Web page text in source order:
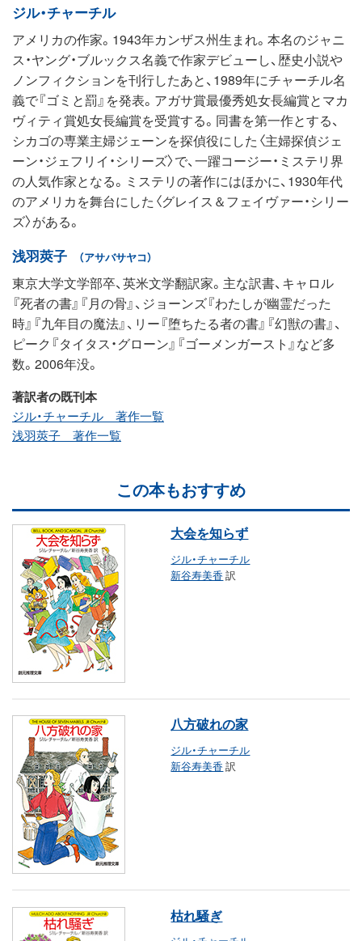
ジル・チャーチル
アメリカの作家。1943年カンザス州生まれ。本名のジャニ
ス・ヤング・ブルックス名義で作家デビューし、歴史小説や
ノンフィクションを刊行したあと、1989年にチャーチル名
義で『ゴミと罰』を発表。アガサ賞最優秀処女長編賞とマカ
ヴィティ賞処女長編賞を受賞する。同書を第一作とする、
シカゴの専業主婦ジェーンを探偵役にした〈主婦探偵ジェ
ーン・ジェフリイ・シリーズ〉で、一躍コージー・ミステリ界
の人気作家となる。ミステリの著作にはほかに、1930年代
のアメリカを舞台にした〈グレイス＆フェイヴァー・シリー
ズ〉がある。
浅羽莢子 （アサバサヤコ）
東京大学文学部卒、英米文学翻訳家。主な訳書、キャロル
『死者の書』『月の骨』、ジョーンズ『わたしが幽霊だった
時』『九年目の魔法』、リー『堕ちたる者の書』『幻獣の書』、
ピーク『タイタス・グローン』『ゴーメンガースト』など多
数。2006年没。
著訳者の既刊本
ジル・チャーチル 著作一覧
浅羽莢子 著作一覧
この本もおすすめ
大会を知らず
ジル・チャーチル
新谷寿美香 訳
八方破れの家
ジル・チャーチル
新谷寿美香 訳
枯れ騒ぎ